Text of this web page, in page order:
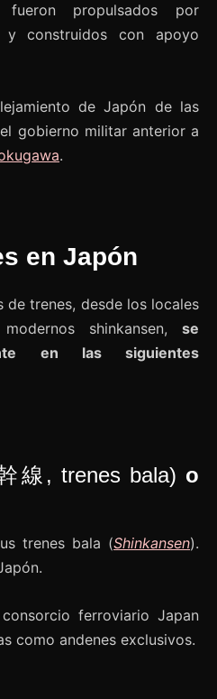
propulsados ​​por
y construidos con apoyo
de Japón de las
gobierno militar anterior a
.
en Japón
trenes, desde los locales
shinkansen, se
en las siguientes
線, trenes bala) o
trenes bala (Shinkansen).
ferroviario Japan
como andenes exclusivos.